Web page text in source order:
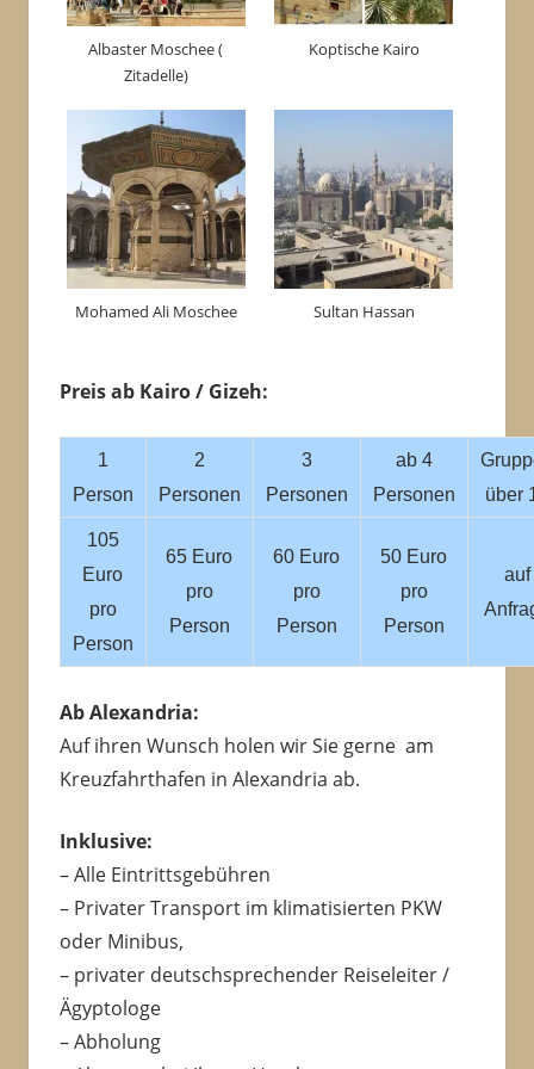
Albaster Moschee (
Zitadelle)
Koptische Kairo
Mohamed Ali Moschee Sultan Hassan
Preis ab Kairo / Gizeh:
1
Person
2
Personen
3
Personen
ab 4
Personen
über
105
Euro
pro
Person
65 Euro
pro
Person
60 Euro
pro
Person
50 Euro
pro
Person
auf
Ab Alexandria:
Auf ihren Wunsch holen wir Sie gerne am
Kreuzfahrthafen in Alexandria ab.
Inklusive:
– Alle Eintrittsgebühren
– Privater Transport im klimatisierten PKW
oder Minibus,
– privater deutschsprechender Reiseleiter /
Ägyptologe
– Abholung